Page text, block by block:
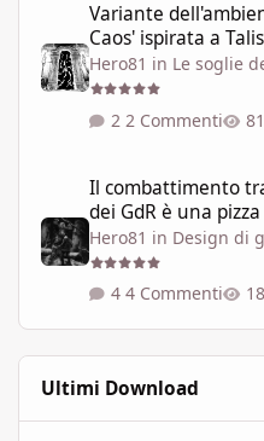
Variante
Caos' ispirata a
Hero81 in Le soglie
2 Commenti
Il combattimento
dei GdR è una
Hero81 in Design di
4 Commenti
Ultimi Download